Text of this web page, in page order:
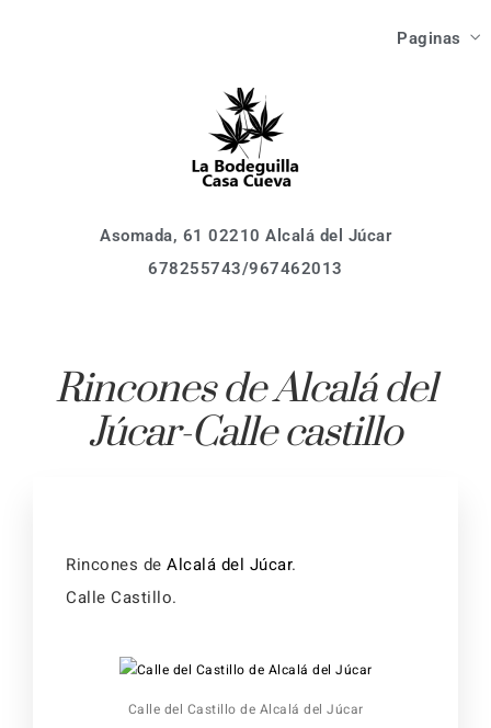
Paginas
Asomada, 61 02210 Alcalá del Júcar
678255743/967462013
Las
678255743/967462013
Rincones de Alcalá del
Júcar-Calle castillo
Rincones de Alcalá del Júcar.
Calle Castillo.
Calle del Castillo de Alcalá del Júcar